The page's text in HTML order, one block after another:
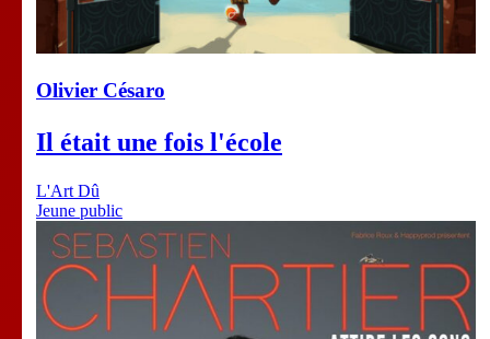
Olivier Césaro
Il était une fois l'école
L'Art Dû
Jeune public